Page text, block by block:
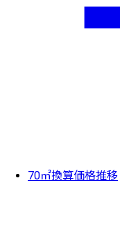
70㎡換算価格推移